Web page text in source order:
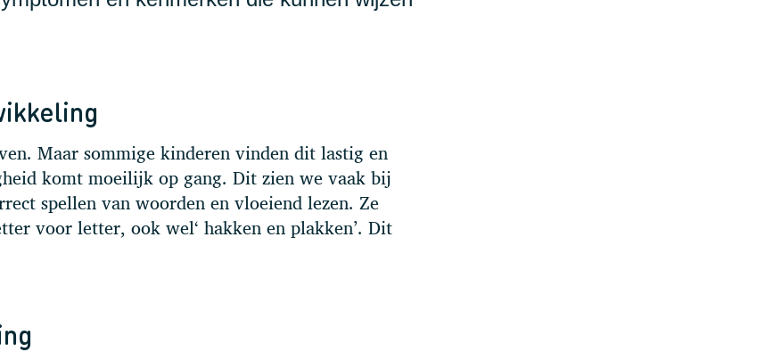
Maar sommige kinderen vinden dit lastig en
komt moeilijk op gang. Dit zien we vaak bij
spellen van woorden en vloeiend lezen. Ze
voor letter, ook wel‘ hakken en plakken’. Dit